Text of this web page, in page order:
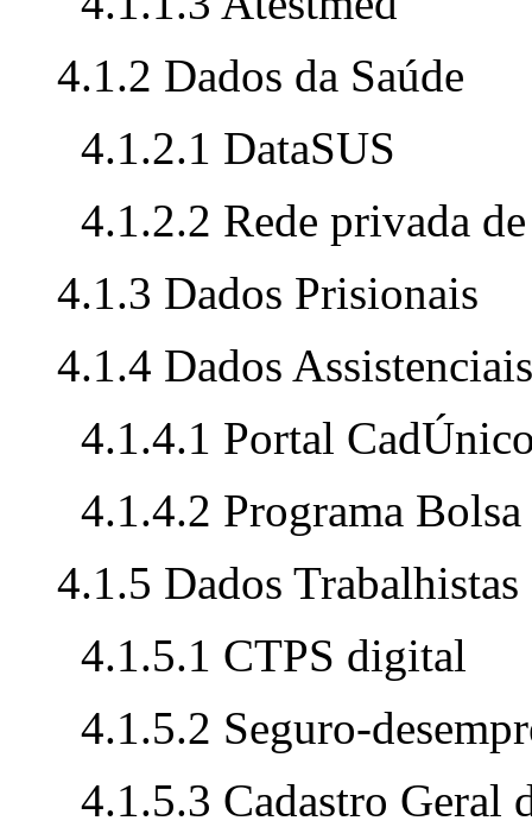
4.1.2 Dados da Saúde
4.1.2.1 DataSUS
4.1.2.2 Rede privada
4.1.3 Dados Prisionais
4.1.4 Dados Assistenciais
4.1.4.1 Portal
4.1.4.2 Programa
4.1.5 Dados Trabalhistas
4.1.5.1 CTPS digital
4.1.5.2 Seguro-
4.1.5.3 Cadastro Geral